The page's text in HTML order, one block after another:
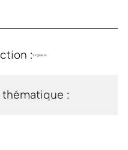
:Virginie B.
: